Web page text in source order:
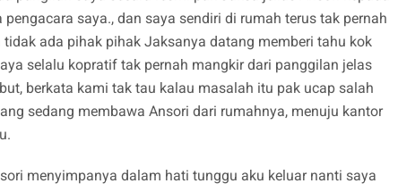
saya., dan saya sendiri di rumah terus tak pernah
ada pihak pihak Jaksanya datang memberi tahu kok
selalu kopratif tak pernah mangkir dari panggilan jelas
berkata kami tak tau kalau masalah itu pak ucap salah
sedang membawa Ansori dari rumahnya, menuju kantor
menyimpanya dalam hati tunggu aku keluar nanti saya